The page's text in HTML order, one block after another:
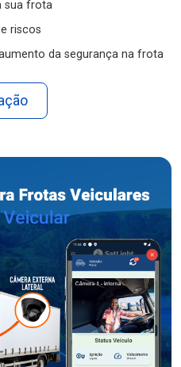
sua frota
riscos
da segurança na frota